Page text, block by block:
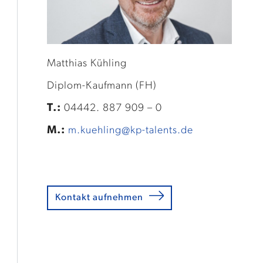
Matthias Kühling
Diplom-Kaufmann (FH)
T.: 04442. 887 909 – 0
M.: m.kuehling@kp-talents.de
Kontakt aufnehmen